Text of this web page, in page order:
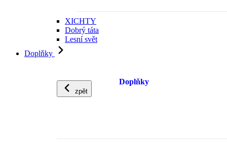
XICHTY
Dobrý táta
Lesní svět
Doplňky
zpět
Doplňky